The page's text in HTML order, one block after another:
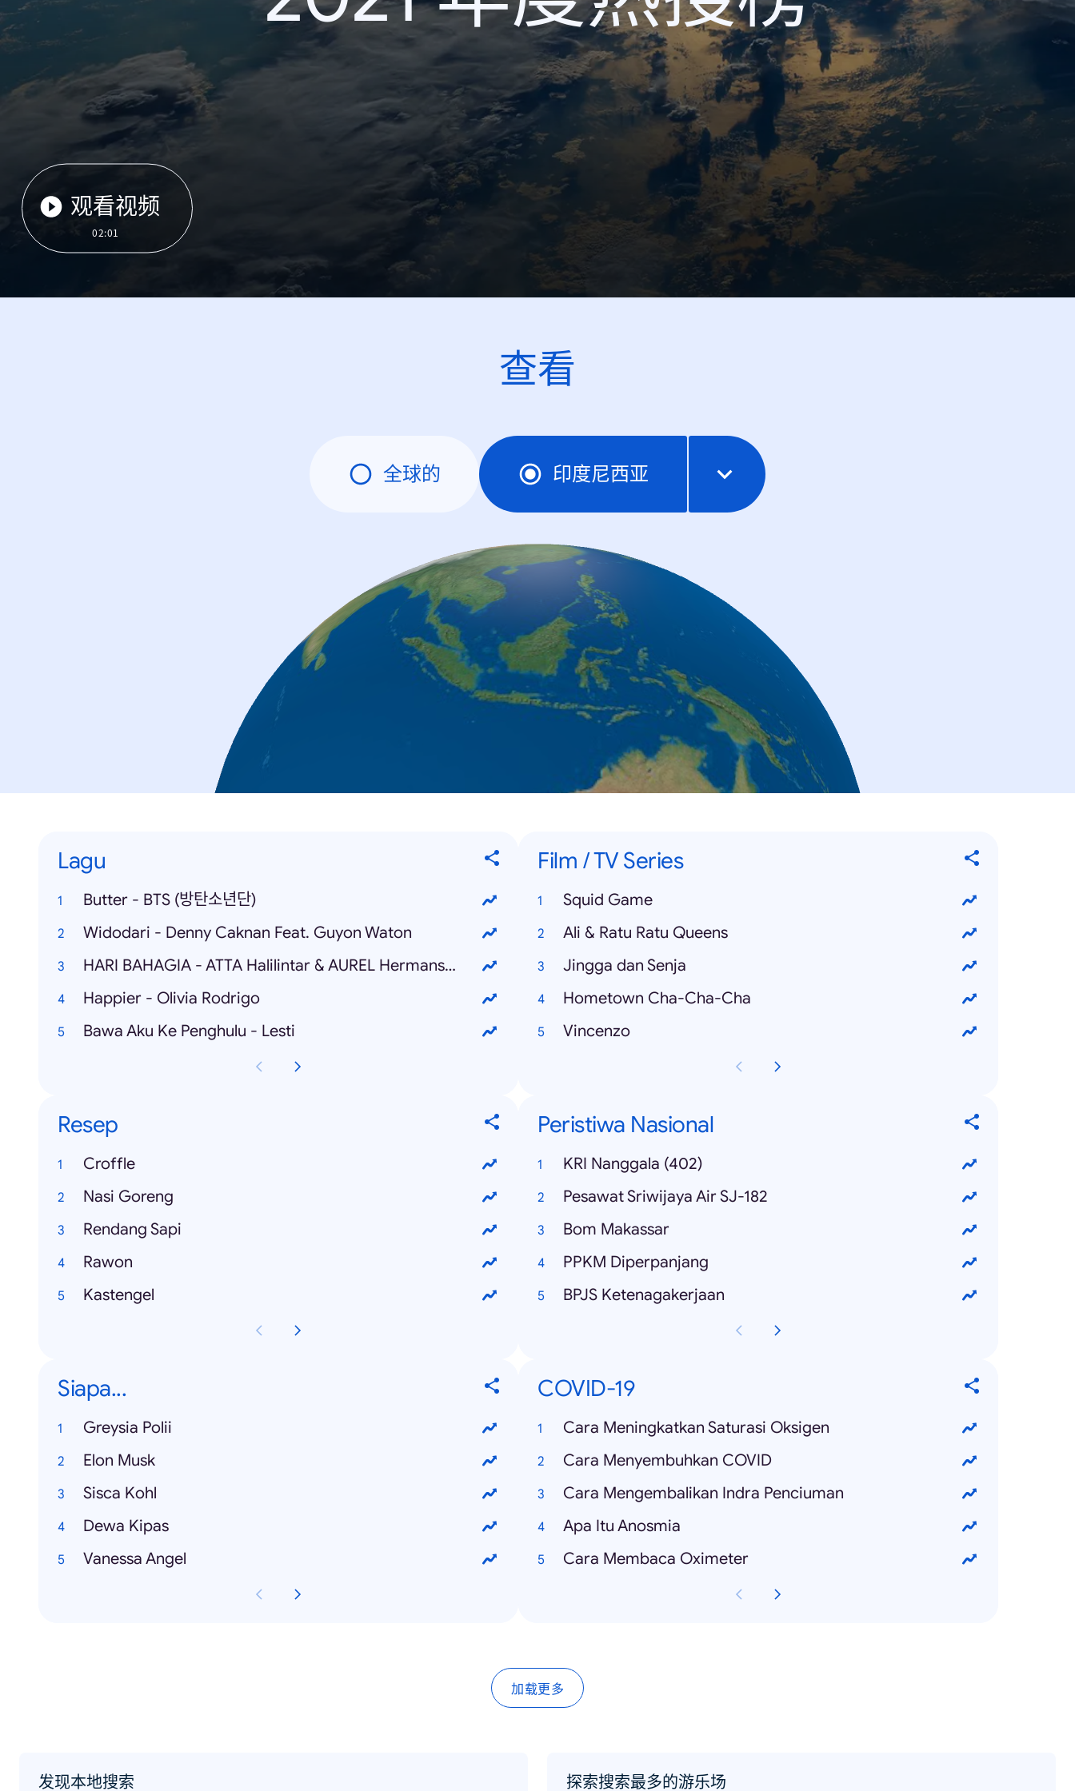
观看视频
02:01
查看
全球的 印度尼西亚
Lagu
Butter - BTS (방탄소년단)
Widodari - Denny Caknan Feat. Guyon Waton
HARI BAHAGIA - ATTA Halilintar & AUREL Hermansyah
Happier - Olivia Rodrigo
Bawa Aku Ke Penghulu - Lesti
Film / TV Series
Squid Game
Ali & Ratu Ratu Queens
Jingga dan Senja
Hometown Cha-Cha-Cha
Vincenzo
Resep
Croffle
Nasi Goreng
Rendang Sapi
Rawon
Kastengel
Peristiwa Nasional
KRI Nanggala (402)
Pesawat Sriwijaya Air SJ-182
Bom Makassar
PPKM Diperpanjang
BPJS Ketenagakerjaan
Siapa...
Greysia Polii
Elon Musk
Sisca Kohl
Dewa Kipas
Vanessa Angel
COVID-19
Cara Meningkatkan Saturasi Oksigen
Cara Menyembuhkan COVID
Cara Mengembalikan Indra Penciuman
Apa Itu Anosmia
Cara Membaca Oximeter
加载更多
发现本地搜索 探索搜索最多的游乐场